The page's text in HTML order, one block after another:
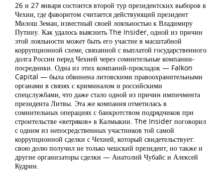
26 и 27 января состоится второй тур президентских выборов в
Чехии, где фаворитом считается действующий президент
Милош Земан, известный своей лояльностью к Владимиру
Путину. Как удалось выяснить The Insider, одной из причин
этой лояльности может быть его участие в масштабной
коррупционной схеме, связанной с выплатой государственного
долга России перед Чехией через сомнительные компании-
посредники. Одна из этих компаний-прокладок — Falkon
Capital — была обвинена литовскими правоохранительными
органами в связях с криминалом и российскими
спецслужбами, что даже стало одной из причин импичмента
президента Литвы. Эта же компания отметилась в
сомнительных операциях с банкротством подрядчиков при
строительстве «ветряков» в Калмыкии. The Insider поговорил
с одним из непосредственных участников той самой
коррупционной сделки с Чехией, который свидетельствует:
свою долю получил не только чешский президент, но также и
другие организаторы сделки — Анатолий Чубайс и Алексей
Кудрин.